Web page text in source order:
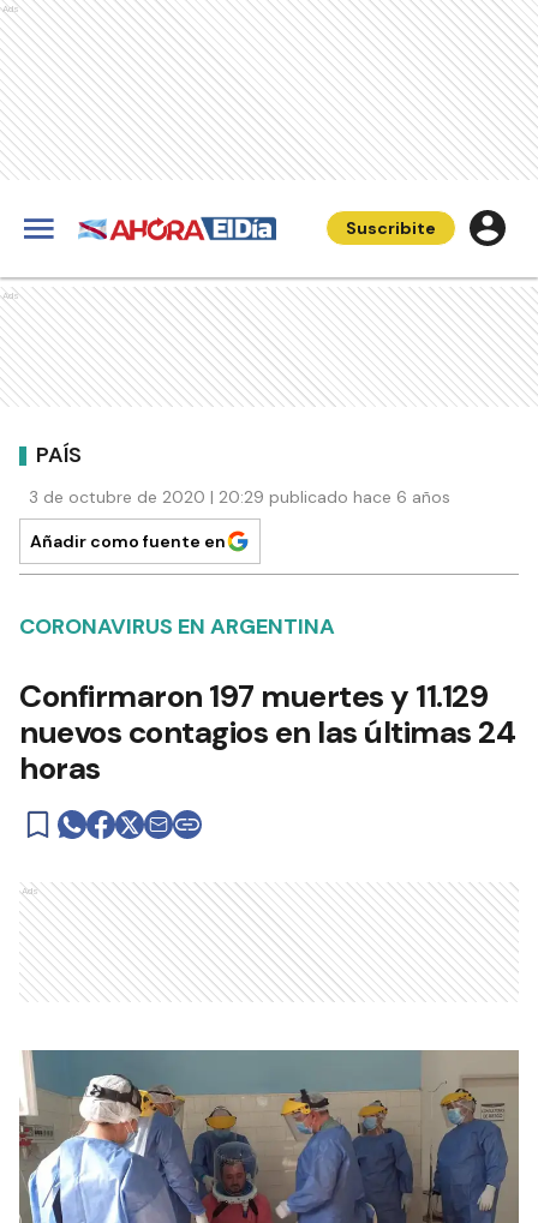
Ads
Suscribite
Ads
PAÍS
3 de octubre de 2020 | 20:29 publicado hace 6 años
Añadir como fuente en
CORONAVIRUS EN ARGENTINA
Confirmaron 197 muertes y 11.129
nuevos contagios en las últimas 24
horas
Ads